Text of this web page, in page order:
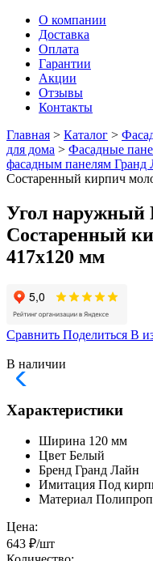
О компании
Доставка
Оплата
Гарантии
Акции
Отзывы
Контакты
Главная > Каталог >
для дома > Фасадные
фасадным панелям Гранд
Состаренный кирпич
Угол наружный
Состаренный
417х120 мм
Сравнить Поделиться В
В наличии
Характеристики
Ширина 120 мм
Цвет Белый
Бренд Гранд Лайн
Имитация Под
Материал
Цена:
643 ₽/шт